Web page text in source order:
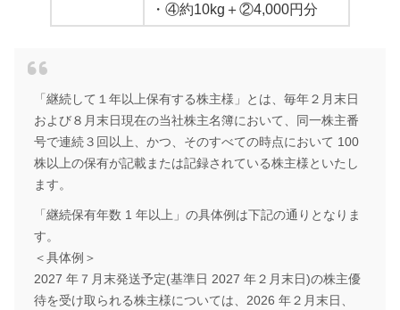
・④約10kg＋②4,000円分
「継続して１年以上保有する株主様」とは、毎年２月末日
および８月末日現在の当社株主名簿において、同一株主番
号で連続３回以上、かつ、そのすべての時点において 100
株以上の保有が記載または記録されている株主様といたし
ます。
「継続保有年数 1 年以上」の具体例は下記の通りとなりま
す。
＜具体例＞
2027 年７月末発送予定(基準日 2027 年２月末日)の株主優
待を受け取られる株主様については、2026 年２月末日、